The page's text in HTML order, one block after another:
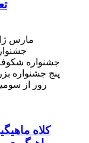
جشنواره
پنج جشنواره
روز از